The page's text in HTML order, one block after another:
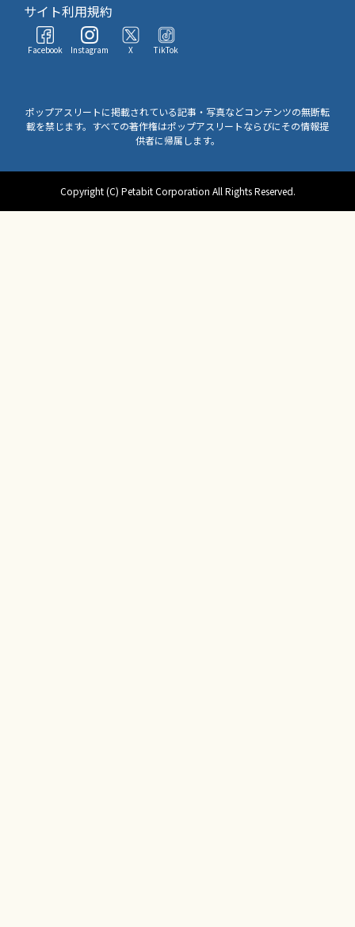
サイト利用規約
Facebook Instagram X TikTok
ポップアスリートに掲載されている記事・写真などコンテンツの無断転
載を禁じます。すべての著作権はポップアスリートならびにその情報提
供者に帰属します。
Copyright (C) Petabit Corporation All Rights Reserved.